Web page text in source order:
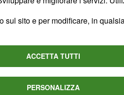
aver
le sito e per modificare, in
ACCETTA TUTTI
PERSONALIZZA